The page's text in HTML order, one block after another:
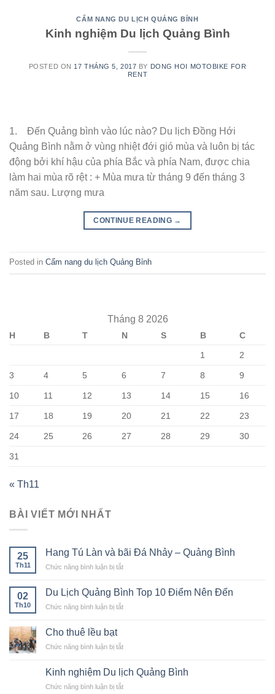
CẨM NANG DU LỊCH QUẢNG BỈNH
Kinh nghiệm Du lịch Quảng Bình
POSTED ON 17 THÁNG 5, 2017 BY DONG HOI MOTOBIKE FOR
RENT
1. Đến Quảng bình vào lúc nào? Du lịch Đồng Hới
Quảng Bình nằm ở vùng nhiệt đới gió mùa và luôn bị tác
động bởi khí hậu của phía Bắc và phía Nam, được chia
làm hai mùa rõ rệt : + Mùa mưa từ tháng 9 đến tháng 3
năm sau. Lượng mưa
CONTINUE READING →
Posted in Cẩm nang du lịch Quảng Bỉnh
Tháng 8 2026
H B T N S B
C
1
2
3 4 5 6 7 8 9
10 11 12 13 14 15 16
17 18 19 20 21 22 23
24 25 26 27 28 29 30
31
« Th11
BÀI VIẾT MỚI NHẤT
25
Th11
Hang Tú Làn và bãi Đá Nhảy – Quảng Bình
Chức năng bình luận bị tắtở
Tú
Làn
và
–
Bình
02
Th10
Du Lịch Quảng Bình Top 10 Điểm Nên Đến
Chức năng bình luận bị tắtở
Bình
10
Nên
Cho thuê lều bạt
Chức năng bình luận bị tắtở
thuê
lều
bạt
Kinh nghiệm Du lịch Quảng Bình
Chức năng bình luận bị tắtở